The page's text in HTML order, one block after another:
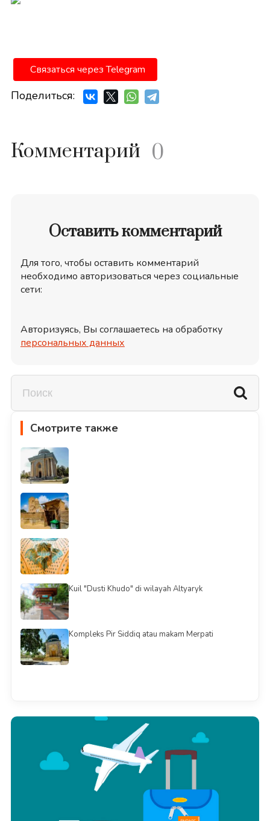
Связаться через Telegram
Поделиться:
Комментарий 0
Оставить комментарий
Для того, чтобы оставить комментарий
необходимо авторизоваться через социальные
сети:
Авторизуясь, Вы соглашаетесь на обработку
персональных данных
Смотрите также
Kuil "Dusti Khudo" di wilayah Altyaryk
Kompleks Pir Siddiq atau makam Merpati